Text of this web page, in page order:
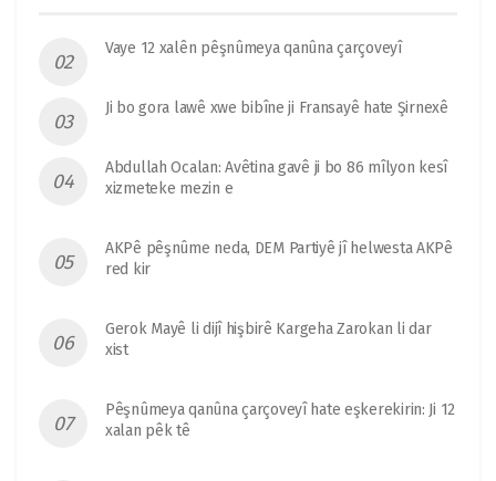
Vaye 12 xalên pêşnûmeya qanûna çarçoveyî
Ji bo gora lawê xwe bibîne ji Fransayê hate Şirnexê
Abdullah Ocalan: Avêtina gavê ji bo 86 mîlyon kesî
xizmeteke mezin e
AKPê pêşnûme neda, DEM Partiyê jî helwesta AKPê
red kir
Gerok Mayê li dijî hişbirê Kargeha Zarokan li dar
xist
Pêşnûmeya qanûna çarçoveyî hate eşkerekirin: Ji 12
xalan pêk tê